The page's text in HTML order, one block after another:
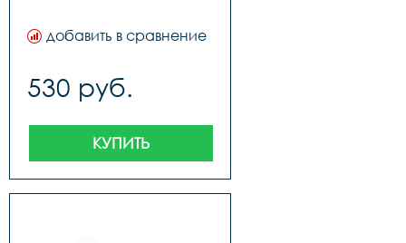
добавить в сравнение
530 руб.
КУПИТЬ